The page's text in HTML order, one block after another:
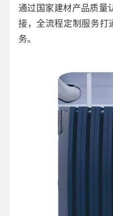
通过国家建材产品质量
接，全流程定制服务打
务。